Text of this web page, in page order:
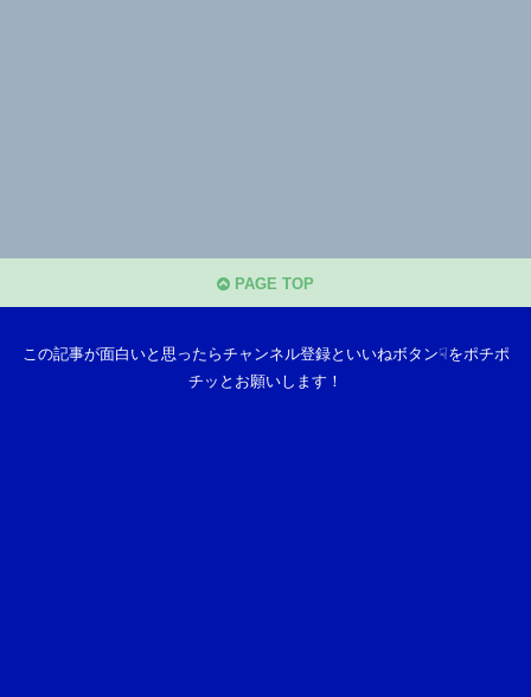
PAGE TOP
この記事が面白いと思ったらチャンネル登録といいねボタン☟をポチポ
チッとお願いします！